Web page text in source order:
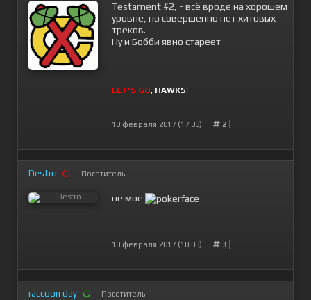
Testament #2, - всё вроде на хорошем
уровне, но совершенно нет хитовых
треков.
Ну и Бобби явно стареет
--------------------
LET'S GO, HAWKS!
10 февраля 2017 (17:33) 2
Destro Посетитель
не мое
10 февраля 2017 (18:03) 3
raccoon day Посетитель